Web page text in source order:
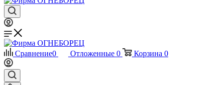
Сравнение0 Отложенные 0 Корзина 0